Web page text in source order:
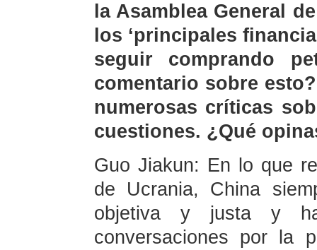
la Asamblea General
los ‘principales
seguir comprando
comentario sobre
numerosas críticas
cuestiones. ¿Qué
Guo Jiakun: En lo que
de Ucrania, China
objetiva y justa y ha
conversaciones por la